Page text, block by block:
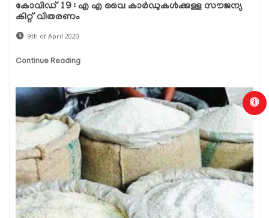
കോവിഡ് 19 : എ എ വൈ കാര്‍ഡുകള്‍ക്കുള്ള സൗജന്യ
കിറ്റ് വിതരണം
9th of April 2020
Continue Reading